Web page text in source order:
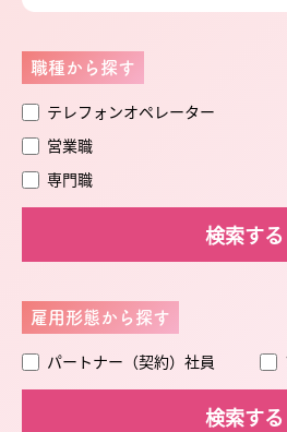
職種から探す
テレフォンオペレーター
営業職
専門職
検索する
雇用形態から探す
パートナー（契約）社員
検索する